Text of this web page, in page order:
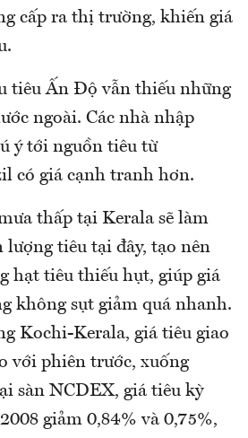
cấp ra thị trường, khiến giá
tiêu Ấn Độ vẫn thiếu những
ngoài. Các nhà nhập
ý tới nguồn tiêu từ
có giá cạnh tranh hơn.
thấp tại Kerala sẽ làm
lượng tiêu tại đây, tạo nên
hạt tiêu thiếu hụt, giúp giá
không sụt giảm quá nhanh.
Kochi-Kerala, giá tiêu giao
với phiên trước, xuống
sàn NCDEX, giá tiêu kỳ
giảm 0,84% và 0,75%,